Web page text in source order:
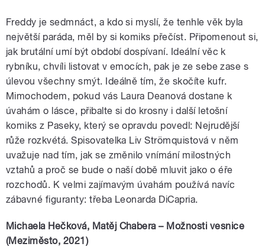
Freddy je sedmnáct, a kdo si myslí, že tenhle věk byla
největší paráda, měl by si komiks přečíst. Připomenout si,
jak brutální umí být období dospívaní. Ideální věc k
rybníku, chvíli listovat v emocích, pak je ze sebe zase s
úlevou všechny smýt. Ideálně tím, že skočíte kufr.
Mimochodem, pokud vás Laura Deanová dostane k
úvahám o lásce, přibalte si do krosny i další letošní
komiks z Paseky, který se opravdu povedl: Nejrudější
růže rozkvétá. Spisovatelka Liv Strömquistová v něm
uvažuje nad tím, jak se změnilo vnímání milostných
vztahů a proč se bude o naší době mluvit jako o éře
rozchodů. K velmi zajímavým úvahám používá navíc
zábavné figuranty: třeba Leonarda DiCapria.
Michaela Hečková, Matěj Chabera – Možnosti vesnice
(Meziměsto, 2021)